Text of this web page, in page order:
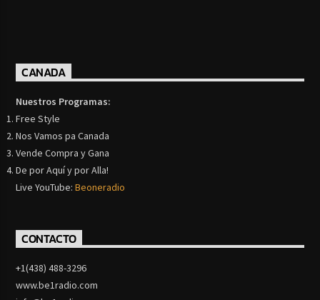
CANADA
Nuestros Programas:
Free Style
Nos Vamos pa Canada
Vende Compra y Gana
De por Aquí y por Alla!
Live YouTube:Beoneradio
CONTACTO
+1(438) 488-3296
www.be1radio.com